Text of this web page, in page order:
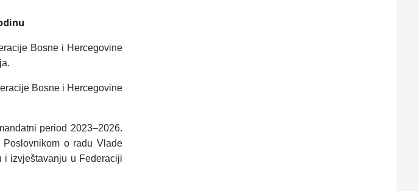
Bosne i Hercegovine
Bosne i Hercegovine
period 2023–2026.
o radu Vlade
i izvještavanju u Federaciji